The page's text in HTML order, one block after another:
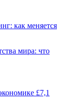
как меняется
мира: что
£7,1